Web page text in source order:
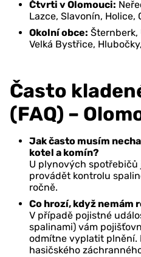
Čtvrti v Olomouci:
Lazce, Slavonín, Holice,
Okolní obce: Šternberk,
Velká Bystřice,
Často
(FAQ) –
Jak často musím
kotel a komín?
U plynových
provádět kontrolu
ročně.
Co hrozí, když nemám
V případě pojistné
spalinami) vám
odmítne vyplatit plnění.
hasičského